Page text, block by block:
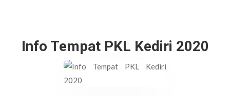
Info Tempat PKL Kediri 2020